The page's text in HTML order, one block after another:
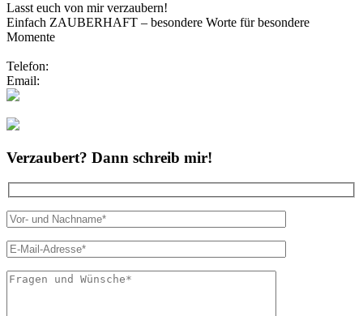
Lasst euch von mir verzaubern!
Einfach ZAUBERHAFT – besondere Worte für besondere
Momente
Telefon:
Email:
Verzaubert? Dann schreib mir!